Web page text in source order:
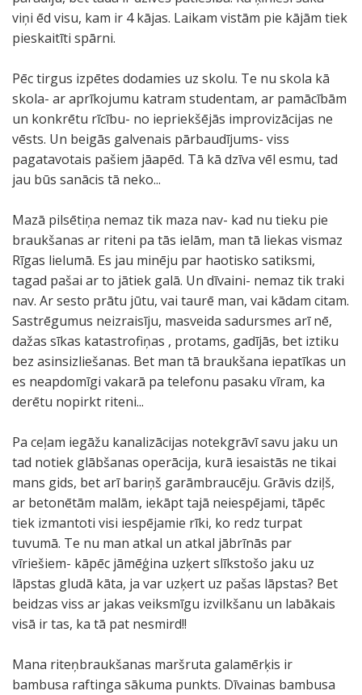
viņi ēd visu, kam ir 4 kājas. Laikam vistām pie kājām tiek
pieskaitīti spārni.
Pēc tirgus izpētes dodamies uz skolu. Te nu skola kā
skola- ar aprīkojumu katram studentam, ar pamācībām
un konkrētu rīcību- no iepriekšējās improvizācijas ne
vēsts. Un beigās galvenais pārbaudījums- viss
pagatavotais pašiem jāapēd. Tā kā dzīva vēl esmu, tad
jau būs sanācis tā neko...
Mazā pilsētiņa nemaz tik maza nav- kad nu tieku pie
braukšanas ar riteni pa tās ielām, man tā liekas vismaz
Rīgas lielumā. Es jau minēju par haotisko satiksmi,
tagad pašai ar to jātiek galā. Un dīvaini- nemaz tik traki
nav. Ar sesto prātu jūtu, vai taurē man, vai kādam citam.
Sastrēgumus neizraisīju, masveida sadursmes arī nē,
dažas sīkas katastrofiņas , protams, gadījās, bet iztiku
bez asinsizliešanas. Bet man tā braukšana iepatīkas un
es neapdomīgi vakarā pa telefonu pasaku vīram, ka
derētu nopirkt riteni...
Pa ceļam iegāžu kanalizācijas notekgrāvī savu jaku un
tad notiek glābšanas operācija, kurā iesaistās ne tikai
mans gids, bet arī bariņš garāmbraucēju. Grāvis dziļš,
ar betonētām malām, iekāpt tajā neiespējami, tāpēc
tiek izmantoti visi iespējamie rīki, ko redz turpat
tuvumā. Te nu man atkal un atkal jābrīnās par
vīriešiem- kāpēc jāmēģina uzķert slīkstošo jaku uz
lāpstas gludā kāta, ja var uzķert uz pašas lāpstas? Bet
beidzas viss ar jakas veiksmīgu izvilkšanu un labākais
visā ir tas, ka tā pat nesmird!!
Mana riteņbraukšanas maršruta galamērķis ir
bambusa raftinga sākuma punkts. Dīvainas bambusa